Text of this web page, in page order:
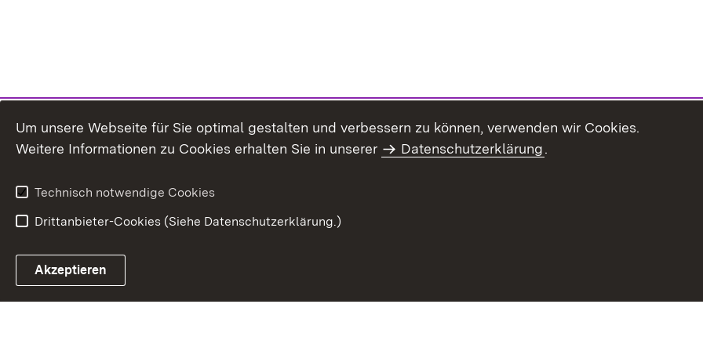
Um unsere Webseite für Sie optimal gestalten und verbessern zu können, verwenden wir Cookies.
Weitere Informationen zu Cookies erhalten Sie in unserer
Datenschutzerklärung.
Technisch notwendige Cookies
Drittanbieter-Cookies (Siehe Datenschutzerklärung.)
Akzeptieren